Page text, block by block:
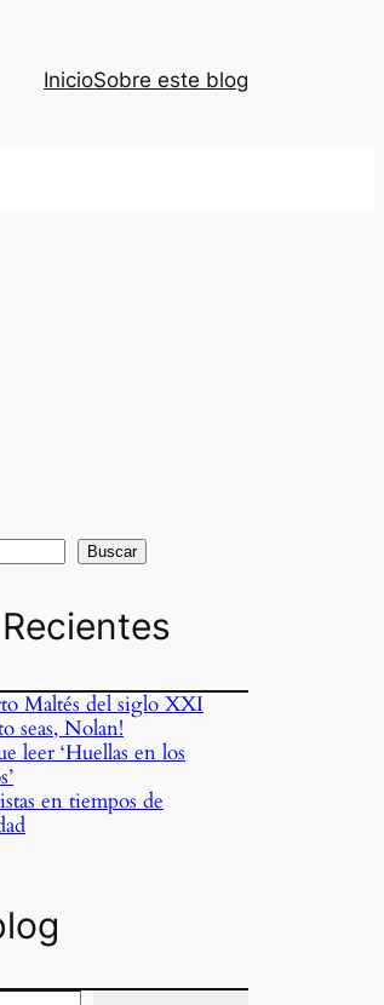
InicioSobre este blog
Buscar
Maltés del siglo XXI
seas, Nolan!
leer ‘Huellas en los
en tiempos de